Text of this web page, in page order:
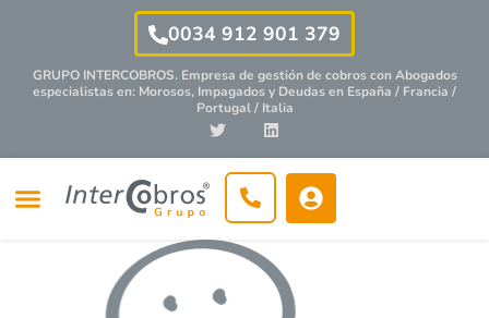
0034 912 901 379
GRUPO INTERCOBROS. Empresa de gestión de cobros conAbogados
especialistasen: Morosos, Impagados y Deudas en España / Francia /
Portugal / Italia